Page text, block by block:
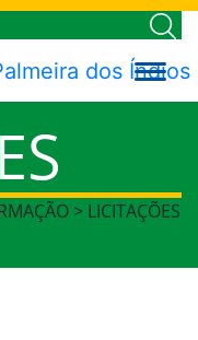
> LICITAÇÕES